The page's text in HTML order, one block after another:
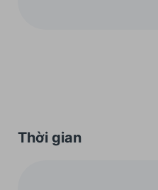
Thời gian